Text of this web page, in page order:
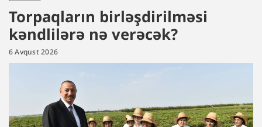
Torpaqların birləşdirilməsi
kəndlilərə nə verəcək?
6 Avqust 2026